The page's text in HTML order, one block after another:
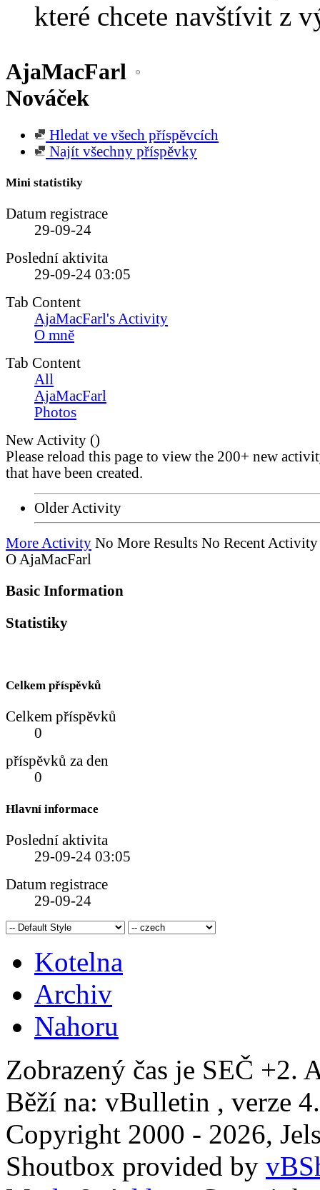
které chcete navštívit z
AjaMacFarl
Nováček
Hledat ve všech příspěvcích
Najít všechny příspěvky
Mini statistiky
Datum registrace
29-09-24
Poslední aktivita
29-09-24 03:05
Tab Content
AjaMacFarl's Activity
O mně
Tab Content
All
AjaMacFarl
Photos
New Activity ()
Please reload this page to view the 200+ new
that have been created.
Older Activity
More Activity No More Results No Recent Activity
O AjaMacFarl
Basic Information
Statistiky
Celkem příspěvků
Celkem příspěvků
0
příspěvků za den
0
Hlavní informace
Poslední aktivita
29-09-24 03:05
Datum registrace
29-09-24
Kotelna
Archiv
Nahoru
Zobrazený čas je SEČ +2.
Běží na: vBulletin , verze
Copyright 2000 - 2026,
Shoutbox provided by